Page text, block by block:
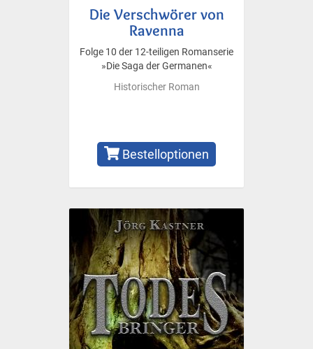
Die Verschwörer von
Ravenna
Folge 10 der 12-teiligen Romanserie
»Die Saga der Germanen«
Historischer Roman
Bestelloptionen